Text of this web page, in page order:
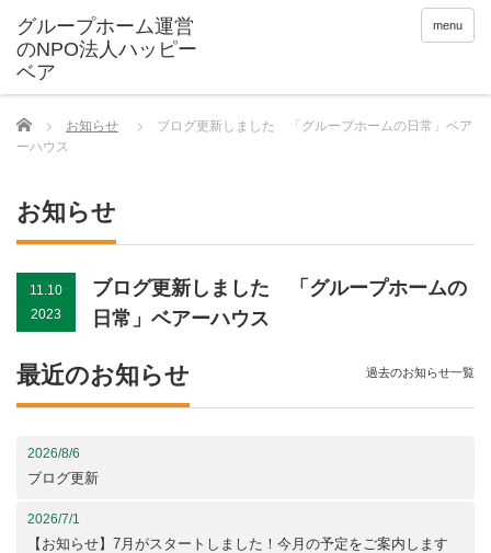
menu
Home お知らせ
ブログ更新しました 「グループホームの日常」ベア
ーハウス
お知らせ
11.10
2023
ブログ更新しました 「グループホームの
日常」ベアーハウス
最近のお知らせ
2026/8/6
ブログ更新
2026/7/1
【お知らせ】7月がスタートしました！今月の予定をご案内します
過去のお知らせ一覧